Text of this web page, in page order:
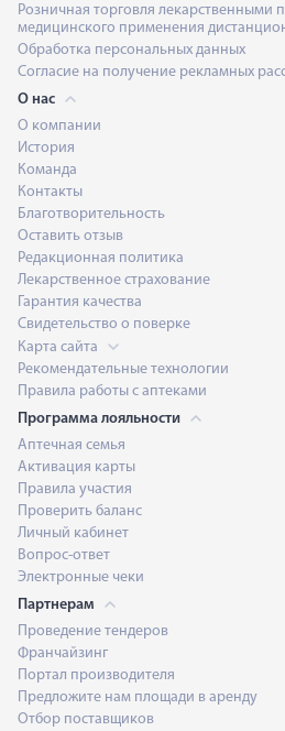
Розничная торговля лекарственными
медицинского применения
Обработка персональных данных
Согласие на получение рекламных
О нас
О компании
История
Команда
Контакты
Благотворительность
Оставить отзыв
Редакционная политика
Лекарственное страхование
Гарантия качества
Свидетельство о поверке
Карта сайта
Рекомендательные технологии
Правила работы с аптеками
Программа лояльности
Аптечная семья
Активация карты
Правила участия
Проверить баланс
Личный кабинет
Вопрос-ответ
Электронные чеки
Партнерам
Проведение тендеров
Франчайзинг
Портал производителя
Предложите нам площади в аренду
Отбор поставщиков